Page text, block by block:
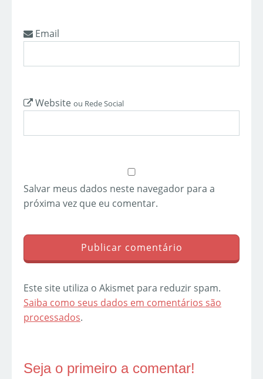
Email
Website ou Rede Social
Salvar meus dados neste navegador para a
próxima vez que eu comentar.
Este site utiliza o Akismet para reduzir spam.
Saiba como seus dados em comentários são
processados.
Seja o primeiro a comentar!